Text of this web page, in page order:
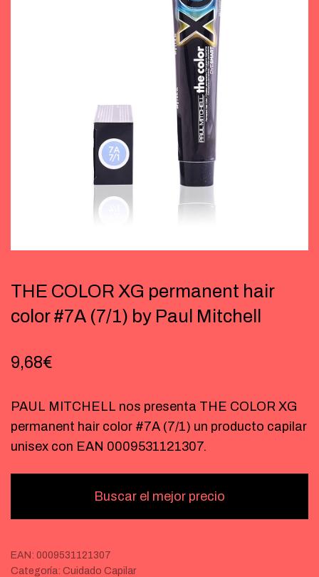
THE COLOR XG permanent hair
color #7A (7/1) by Paul Mitchell
9,68€
PAUL MITCHELL nos presenta THE COLOR XG
permanent hair color #7A (7/1) un producto capilar
unisex con EAN 0009531121307.
Buscar el mejor precio
EAN: 0009531121307
Categoría: Cuidado Capilar